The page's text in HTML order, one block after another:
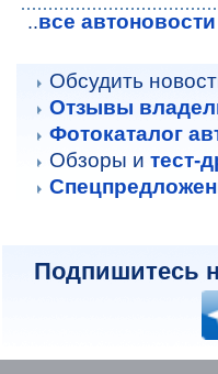
..все автоновости
Обсудить
Отзывы
Фотокаталог
Обзоры и тест-
Подпишитесь